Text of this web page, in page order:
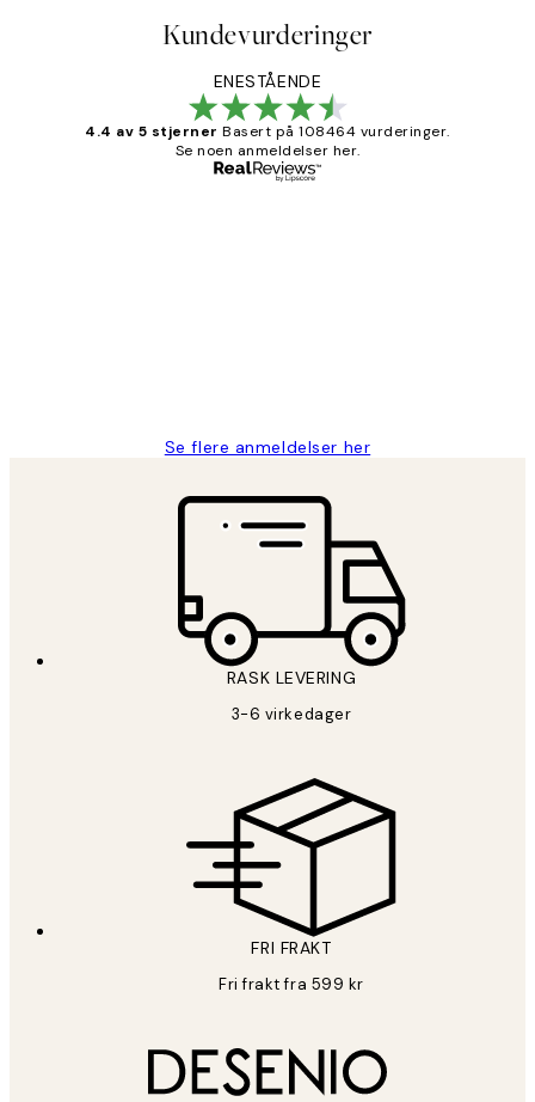
Kundevurderinger
ENESTÅENDE
4.4 av 5 stjerner Basert på 108464 vurderinger.
Se noen anmeldelser her.
Se flere anmeldelser her
RASK LEVERING
3-6 virkedager
FRI FRAKT
Fri frakt fra 599 kr